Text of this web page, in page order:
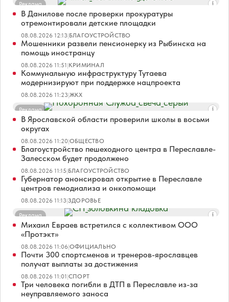
Реклама
В Данилове после проверки прокуратуры
отремонтировали детские площадки
08.08.2026 12:13|БЛАГОУСТРОЙСТВО
Мошенники развели пенсионерку из Рыбинска на
помощь иностранцу
08.08.2026 11:51|КРИМИНАЛ
Коммунальную инфраструктуру Тутаева
модернизируют при поддержке нацпроекта
08.08.2026 11:23|ЖКХ
Реклама
В Ярославской области проверили школы в восьми
округах
08.08.2026 11:20|ОБЩЕСТВО
Благоустройство пешеходного центра в Переславле-
Залесском будет продолжено
08.08.2026 11:15|БЛАГОУСТРОЙСТВО
Губернатор анонсировал открытие в Переславле
центров гемодиализа и онкопомощи
08.08.2026 11:13|ЗДОРОВЬЕ
Реклама
Михаил Евраев встретился с коллективом ООО
«Протэкт»
08.08.2026 11:06|ОФИЦИАЛЬНО
Почти 300 спортсменов и тренеров-ярославцев
получат выплаты за достижения
08.08.2026 11:01|СПОРТ
Три человека погибли в ДТП в Переславле из-за
неуправляемого заноса